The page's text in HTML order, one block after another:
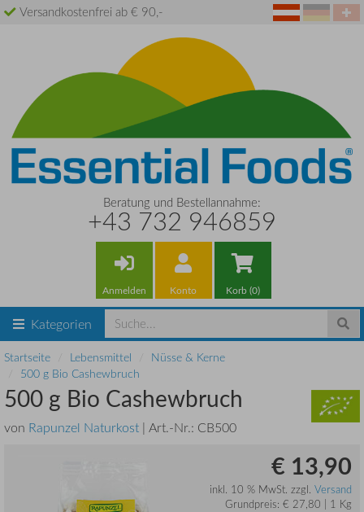
Versandkostenfrei ab € 90,-
Beratung und Bestellannahme:
+43 732 946859
Anmelden Konto Korb (0)
Kategorien
Startseite Lebensmittel
Nüsse & Kerne
500 g Bio Cashewbruch
500 g Bio Cashewbruch
von Rapunzel Naturkost | Art.-Nr.: CB500
€ 13,90
inkl. 10 % MwSt. zzgl. Versand
Grundpreis: € 27,80 | 1 Kg